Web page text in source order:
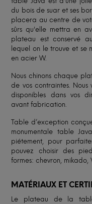
du bois de suar et ses
placera au centre de
sûrs qu'elle mettra en
plateau est conservé
lequel on le trouve et se
en acier W.
Nous chinons chaque
de vos contraintes. Nous
disponibles dans vos
avant fabrication.
Table d’exception
monumentale table
piétement, pour
pouvez choisir des
formes: chevron, mikado,
MATÉRIAUX ET
Le plateau de la